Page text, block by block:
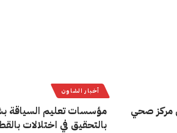
مركز صحي
أخبار الشاون
مؤسسات تعليم السياقة
بالتحقيق في اختلالات